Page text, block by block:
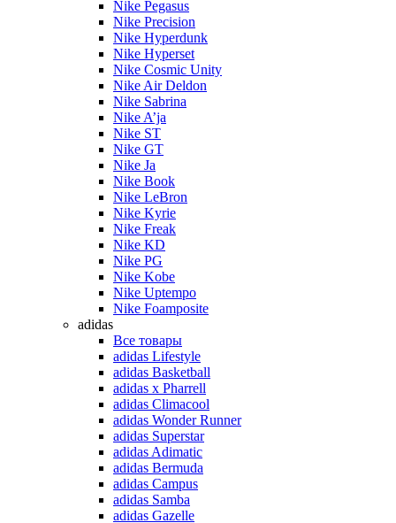
Nike Pegasus
Nike Precision
Nike Hyperdunk
Nike Hyperset
Nike Cosmic Unity
Nike Air Deldon
Nike Sabrina
Nike A’ja
Nike ST
Nike GT
Nike Ja
Nike Book
Nike LeBron
Nike Kyrie
Nike Freak
Nike KD
Nike PG
Nike Kobe
Nike Uptempo
Nike Foamposite
adidas
Все товары
adidas Lifestyle
adidas Basketball
adidas x Pharrell
adidas Climacool
adidas Wonder Runner
adidas Superstar
adidas Adimatic
adidas Bermuda
adidas Campus
adidas Samba
adidas Gazelle